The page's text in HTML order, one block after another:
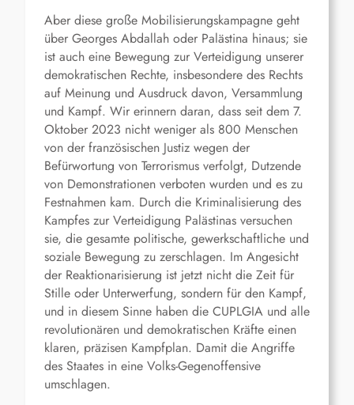
Aber diese große Mobilisierungskampagne geht
über Georges Abdallah oder Palästina hinaus; sie
ist auch eine Bewegung zur Verteidigung unserer
demokratischen Rechte, insbesondere des Rechts
auf Meinung und Ausdruck davon, Versammlung
und Kampf. Wir erinnern daran, dass seit dem 7.
Oktober 2023 nicht weniger als 800 Menschen
von der französischen Justiz wegen der
Befürwortung von Terrorismus verfolgt, Dutzende
von Demonstrationen verboten wurden und es zu
Festnahmen kam. Durch die Kriminalisierung des
Kampfes zur Verteidigung Palästinas versuchen
sie, die gesamte politische, gewerkschaftliche und
soziale Bewegung zu zerschlagen. Im Angesicht
der Reaktionarisierung ist jetzt nicht die Zeit für
Stille oder Unterwerfung, sondern für den Kampf,
und in diesem Sinne haben die CUPLGIA und alle
revolutionären und demokratischen Kräfte einen
klaren, präzisen Kampfplan. Damit die Angriffe
des Staates in eine Volks-Gegenoffensive
umschlagen.